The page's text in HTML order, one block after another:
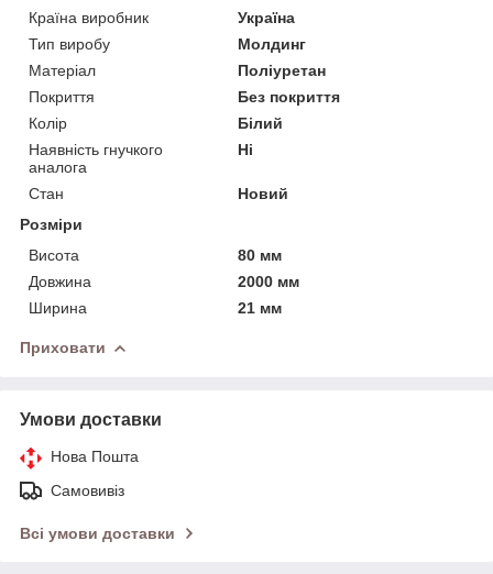
Країна виробник
Україна
Тип виробу
Молдинг
Матеріал
Поліуретан
Покриття
Без покриття
Колір
Білий
Наявність гнучкого
аналога
Ні
Стан
Новий
Розміри
Висота
80 мм
Довжина
2000 мм
Ширина
21 мм
Приховати
Умови доставки
Нова Пошта
Самовивіз
Всі умови доставки